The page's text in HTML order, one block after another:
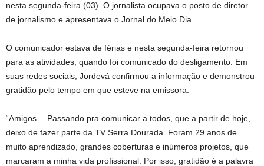
nesta segunda-feira (03). O jornalista ocupava o posto de diretor
de jornalismo e apresentava o Jornal do Meio Dia.
O comunicador estava de férias e nesta segunda-feira retornou
para as atividades, quando foi comunicado do desligamento. Em
suas redes sociais, Jordevá confirmou a informação e demonstrou
gratidão pelo tempo em que esteve na emissora.
“Amigos….Passando pra comunicar a todos, que a partir de hoje,
deixo de fazer parte da TV Serra Dourada. Foram 29 anos de
muito aprendizado, grandes coberturas e inúmeros projetos, que
marcaram a minha vida profissional. Por isso, gratidão é a palavra